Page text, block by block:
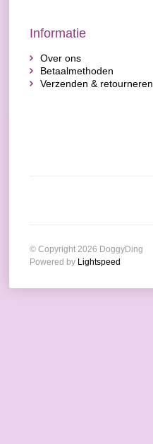
Informatie
Over ons
Betaalmethoden
Verzenden & retourneren
© Copyright 2026 DoggyDing
Powered by Lightspeed